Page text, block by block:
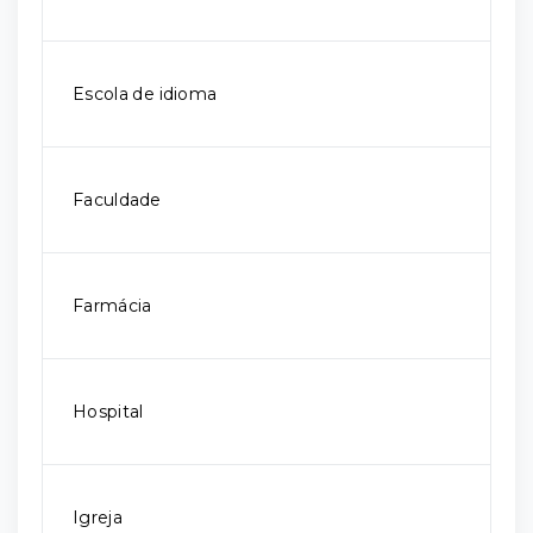
Escola de idioma
Faculdade
Farmácia
Hospital
Igreja